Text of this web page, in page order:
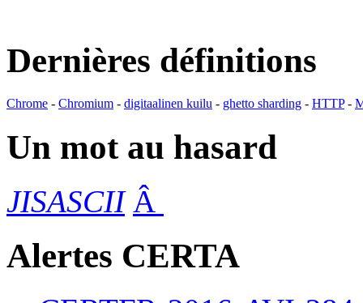
Dernières définitions
Chrome - Chromium - digitaalinen kuilu - ghetto sharding - HTTP-
Un mot au hasard
JISASCII Â
Alertes CERTA